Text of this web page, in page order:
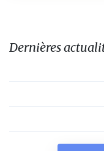
Dernières